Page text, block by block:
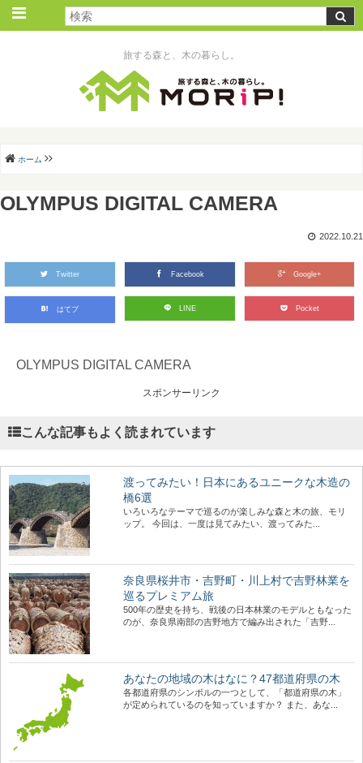
旅する森と、木の暮らし。
ホーム
OLYMPUS DIGITAL CAMERA
2022.10.21
Twitter Facebook Google+
はてブ LINE Pocket
OLYMPUS DIGITAL CAMERA
スポンサーリンク
こんな記事もよく読まれています
渡ってみたい！日本にあるユニークな木造の
橋6選
いろいろなテーマで巡るのが楽しみな森と木の旅、モリ
ップ。 今回は、一度は見てみたい、渡ってみた...
奈良県桜井市・吉野町・川上村で吉野林業を
巡るプレミアム旅
500年の歴史を持ち、戦後の日本林業のモデルともなった
のが、奈良県南部の吉野地方で編み出された「吉野...
あなたの地域の木はなに？47都道府県の木
各都道府県のシンボルの一つとして、「都道府県の木」
が定められているのを知っていますか？ また、あな...